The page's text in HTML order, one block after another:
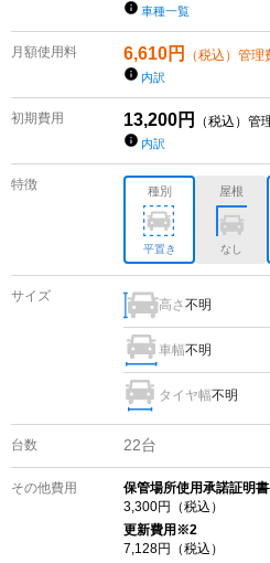
車種一覧
月額使用料 6,610円 （税込）管
内訳
初期費用 13,200円 （税込）管
内訳
特徴 種別
平置き
屋根
なし
サイズ
高さ不明
車幅不明
タイヤ幅不明
台数 22台
その他費用
保管場所使用承諾証明
3,300円（税込）
更新費用 ※2
7,128円（税込）